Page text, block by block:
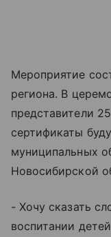
Мероприятие
региона. В
представители
сертификаты
муниципальных
Новосибирской
- Хочу сказать
воспитании